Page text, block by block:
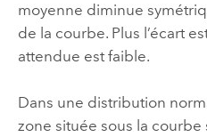
moyenne diminue
de la courbe. Plus l’écart
attendue est faible.
Dans une distribution
zone située sous la courbe